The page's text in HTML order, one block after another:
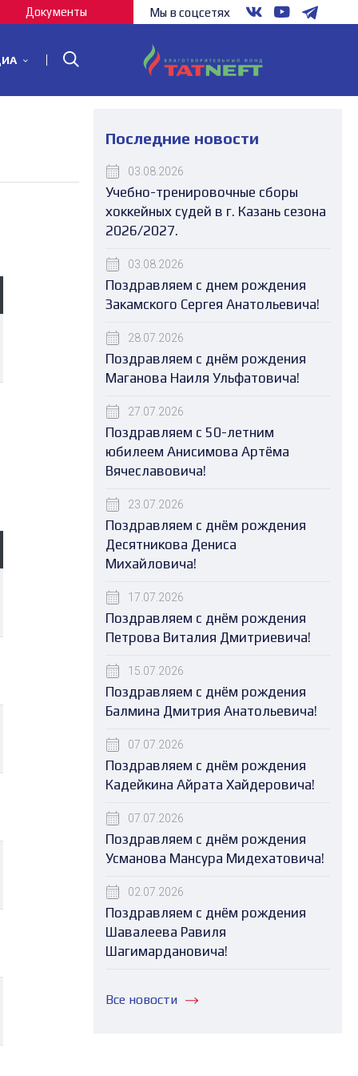
Документы Мы в соцсетях
Последние новости
03.08.2026
Учебно-тренировочные сборы
хоккейных судей в г. Казань сезона
2026/2027.
03.08.2026
Поздравляем с днем рождения
Закамского Сергея Анатольевича!
28.07.2026
Поздравляем с днём рождения
Маганова Наиля Ульфатовича!
27.07.2026
Поздравляем с 50-летним
юбилеем Анисимова Артёма
Вячеславовича!
23.07.2026
Поздравляем с днём рождения
Десятникова Дениса
Михайловича!
17.07.2026
Поздравляем с днём рождения
Петрова Виталия Дмитриевича!
15.07.2026
Поздравляем с днём рождения
Балмина Дмитрия Анатольевича!
07.07.2026
Поздравляем с днём рождения
Кадейкина Айрата Хайдеровича!
07.07.2026
Поздравляем с днём рождения
Усманова Мансура Мидехатовича!
02.07.2026
Поздравляем с днём рождения
Шавалеева Равиля
Шагимардановича!
Все новости